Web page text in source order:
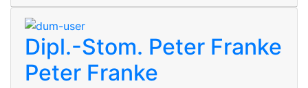
Dipl.-Stom. Peter Franke
Peter Franke